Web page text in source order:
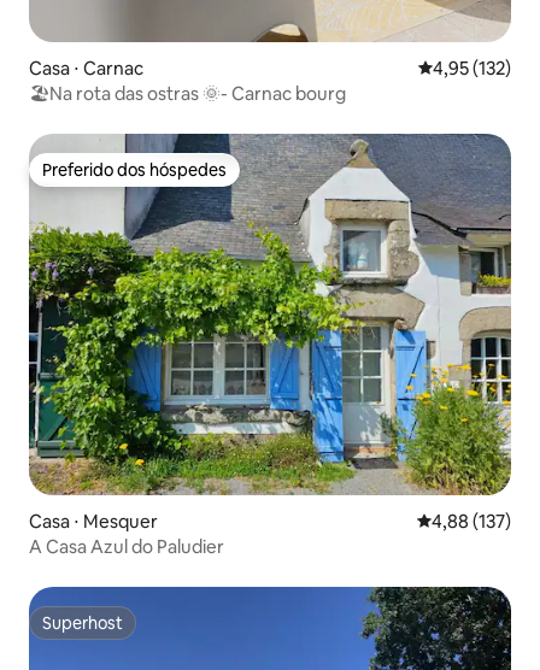
Casa ⋅ Carnac 4,95 de uma
4,95 (132)
🏖Na rota das ostras 🌞- Carnac bourg
Preferido dos hóspedes
Preferido dos hóspedes
Casa ⋅ Mesquer 4,88 de uma
4,88 (137)
A Casa Azul do Paludier
Superhost
Superhost